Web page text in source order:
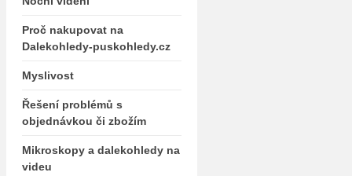
Proč nakupovat na
Dalekohledy-puskohledy.cz
Myslivost
Řešení problémů s
objednávkou či zbožím
Mikroskopy a dalekohledy na
videu